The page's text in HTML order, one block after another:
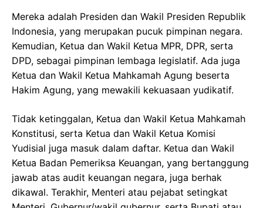
Mereka adalah Presiden dan Wakil Presiden Republik
Indonesia, yang merupakan pucuk pimpinan negara.
Kemudian, Ketua dan Wakil Ketua MPR, DPR, serta
DPD, sebagai pimpinan lembaga legislatif. Ada juga
Ketua dan Wakil Ketua Mahkamah Agung beserta
Hakim Agung, yang mewakili kekuasaan yudikatif.
Tidak ketinggalan, Ketua dan Wakil Ketua Mahkamah
Konstitusi, serta Ketua dan Wakil Ketua Komisi
Yudisial juga masuk dalam daftar. Ketua dan Wakil
Ketua Badan Pemeriksa Keuangan, yang bertanggung
jawab atas audit keuangan negara, juga berhak
dikawal. Terakhir, Menteri atau pejabat setingkat